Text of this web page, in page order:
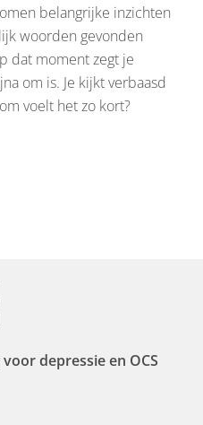
belangrijke inzichten
woorden gevonden
dat moment zegt je
om is. Je kijkt verbaasd
voelt het zo kort?
depressie en OCS